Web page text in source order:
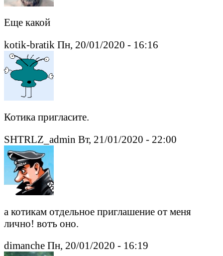
Еще какой
kotik-bratik Пн, 20/01/2020 - 16:16
Котика пригласите.
SHTRLZ_admin Вт, 21/01/2020 - 22:00
а котикам отдельное приглашение от меня
лично! вотъ оно.
dimanche Пн, 20/01/2020 - 16:19